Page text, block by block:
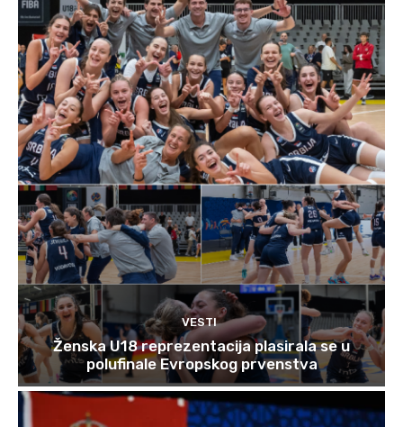
VESTI
Ženska U18 reprezentacija plasirala se u
polufinale Evropskog prvenstva